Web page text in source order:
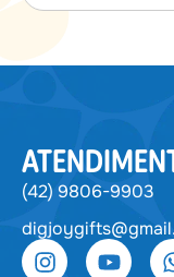
(42) 9806-9903